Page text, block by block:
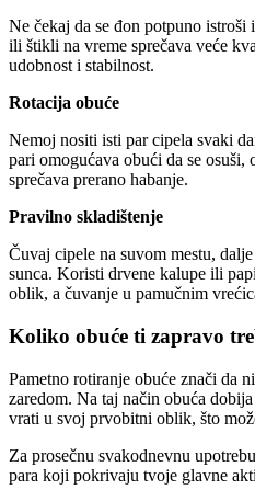
Ne čekaj da se đon potpuno
ili štikli na vreme sprečava veće
udobnost i stabilnost.
Rotacija obuće
Nemoj nositi isti par cipela svaki
pari omogućava obući da se
sprečava prerano habanje.
Pravilno skladištenje
Čuvaj cipele na suvom mestu,
sunca. Koristi drvene kalupe ili
oblik, a čuvanje u pamučnim
Koliko obuće ti zapravo
Pametno rotiranje obuće znači da
zaredom. Na taj način obuća
vrati u svoj prvobitni oblik, što
Za prosečnu svakodnevnu
para koji pokrivaju tvoje glavne